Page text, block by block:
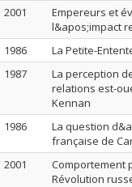
2001
Empereurs et
l&apos;impact
1986
La Petite-
1987
La perception
relations est-
Kennan
1986
La question
française de
2001
Comportement
Révolution